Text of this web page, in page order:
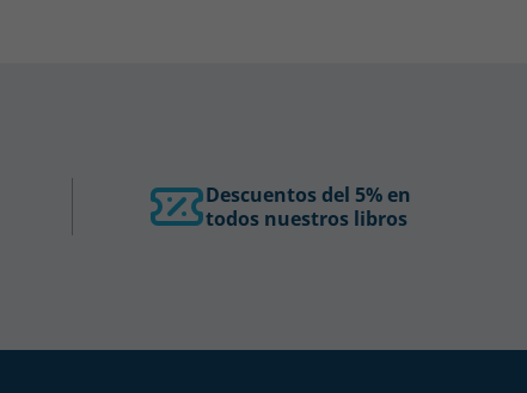
Descuentos del 5% en
todos nuestros libros